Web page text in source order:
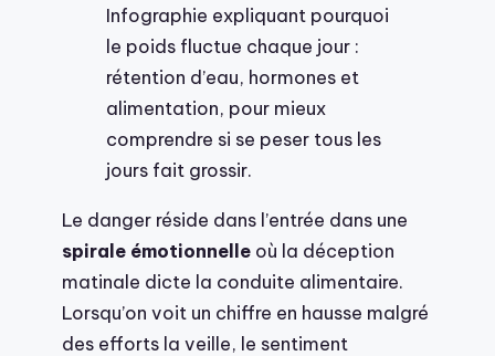
Infographie expliquant pourquoi
le poids fluctue chaque jour :
rétention d’eau, hormones et
alimentation, pour mieux
comprendre si se peser tous les
jours fait grossir.
Le danger réside dans l’entrée dans une
spirale émotionnelle où la déception
matinale dicte la conduite alimentaire.
Lorsqu’on voit un chiffre en hausse malgré
des efforts la veille, le sentiment